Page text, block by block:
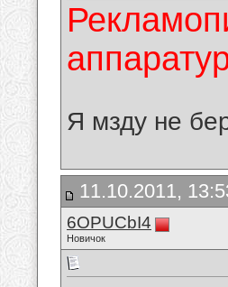
Я мзду не
11.10.2011,
6OPUCbI4
Новичок